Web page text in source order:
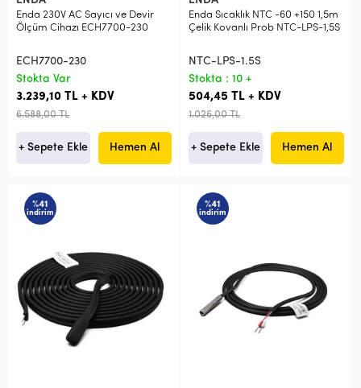
Enda 230V AC Sayıcı ve Devir
Ölçüm Cihazı ECH7700-230
ECH7700-230
Stokta Var
3.239,10 TL + KDV
6.588,00 TL
+ Sepete Ekle Hemen Al
Enda Sıcaklık NTC -60 +150 1,5m
Çelik Kovanlı Prob NTC-LPS-1,5S
NTC-LPS-1.5S
Stokta : 10 +
504,45 TL + KDV
1.026,00 TL
+ Sepete Ekle Hemen Al
%41
indirim
%41
indirim